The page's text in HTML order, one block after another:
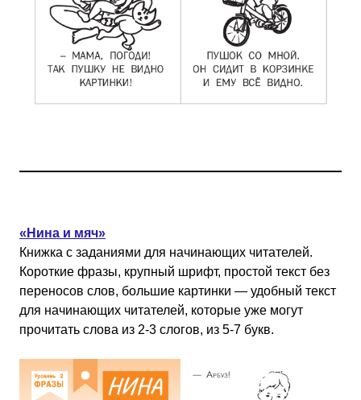
«Нина и мяч»
Книжка с заданиями для начинающих читателей.
Короткие фразы, крупный шрифт, простой текст без
переносов слов, большие картинки — удобный текст
для начинающих читателей, которые уже могут
прочитать слова из 2-3 слогов, из 5-7 букв.